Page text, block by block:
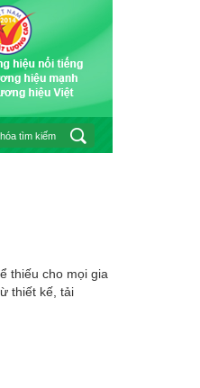
thiếu cho mọi gia
thiết kế, tải